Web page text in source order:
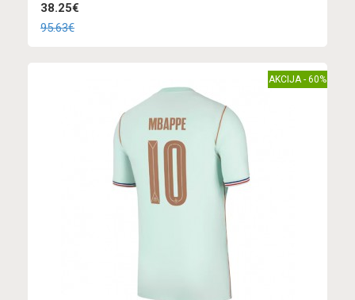
38.25€
95.63€
AKCIJA - 60%